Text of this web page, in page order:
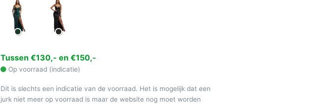
Tussen €130,- en €150,-
Op voorraad (indicatie)
Dit is slechts een indicatie van de voorraad. Het is mogelijk dat een
jurk niet meer op voorraad is maar de website nog moet worden